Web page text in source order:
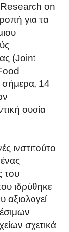
on
για τα
(Joint
14
ουσία
ινστιτούτο
του
ιδρύθηκε
αξιολογεί
σχετικά